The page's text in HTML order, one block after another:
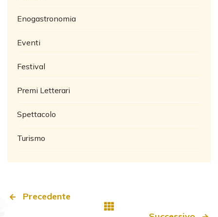
Enogastronomia
Eventi
Festival
Premi Letterari
Spettacolo
Turismo
Precedente